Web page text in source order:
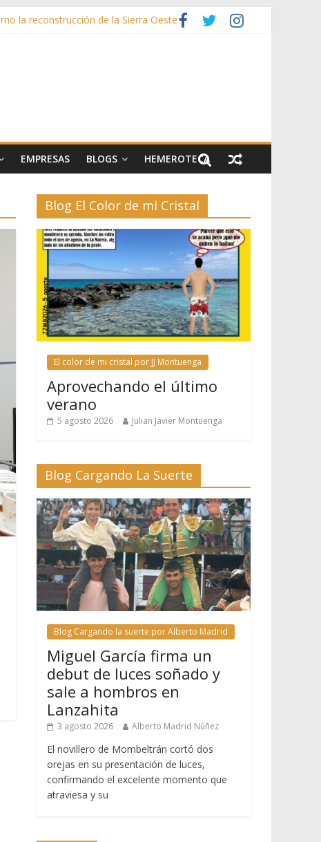
la reconstrucción de la Sierra Oeste
EMPRESAS BLOGS HEMEROTECA
Blog El Color de mi Cristal
El color de mi cristal por JJ Montuenga
Aprovechando el último
verano
5 agosto 2026 Julian Javier Montuenga
Blog Cargando La Suerte
Blog Cargando la suerte por Alberto Madrid
Miguel García firma un
debut de luces soñado y
sale a hombros en
Lanzahita
3 agosto 2026 Alberto Madrid Núñez
El novillero de Mombeltrán cortó dos
orejas en su presentación de luces,
confirmando el excelente momento que
atraviesa y su